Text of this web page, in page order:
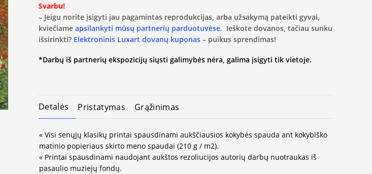
Svarbu!
– Jeigu norite įsigyti jau pagamintas reprodukcijas, arba užsakymą pateikti gyvai,
kviečiame apsilankyti mūsų partnerių parduotuvėse. Ieškote dovanos, tačiau sunku
išsirinkti? Elektroninis Luxart dovanų kuponas – puikus sprendimas!
*Darbų iš partnerių ekspozicijų siųsti galimybės nėra, galima įsigyti tik vietoje.
Detalės Pristatymas Grąžinimas
« Visi senųjų klasikų printai spausdinami aukščiausios kokybės spauda ant kokybiško
matinio popieriaus skirto meno spaudai (210 g / m2).
« Printai spausdinami naudojant aukštos rezoliucijos autorių darbų nuotraukas iš
pasaulio muziejų fondų.